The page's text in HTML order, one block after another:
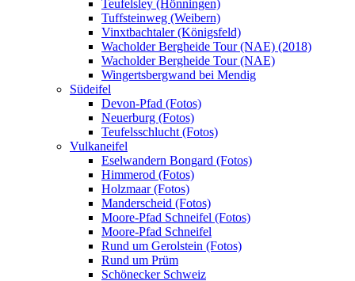
Teufelsley (Hönningen)
Tuffsteinweg (Weibern)
Vinxtbachtaler (Königsfeld)
Wacholder Bergheide Tour (NAE) (2018)
Wacholder Bergheide Tour (NAE)
Wingertsbergwand bei Mendig
Südeifel
Devon-Pfad (Fotos)
Neuerburg (Fotos)
Teufelsschlucht (Fotos)
Vulkaneifel
Eselwandern Bongard (Fotos)
Himmerod (Fotos)
Holzmaar (Fotos)
Manderscheid (Fotos)
Moore-Pfad Schneifel (Fotos)
Moore-Pfad Schneifel
Rund um Gerolstein (Fotos)
Rund um Prüm
Schönecker Schweiz